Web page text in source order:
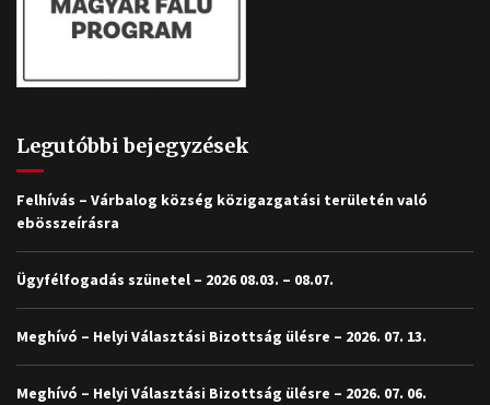
Legutóbbi bejegyzések
Felhívás – Várbalog község közigazgatási területén való
ebösszeírásra
Ügyfélfogadás szünetel – 2026 08.03. – 08.07.
Meghívó – Helyi Választási Bizottság ülésre – 2026. 07. 13.
Meghívó – Helyi Választási Bizottság ülésre – 2026. 07. 06.